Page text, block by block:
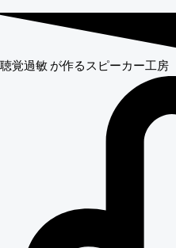
プ
聴覚過敏 が作るスピーカー工房